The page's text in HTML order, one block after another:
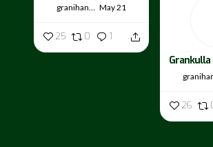
granihandis May 21
25 0 1
Grankulla
26